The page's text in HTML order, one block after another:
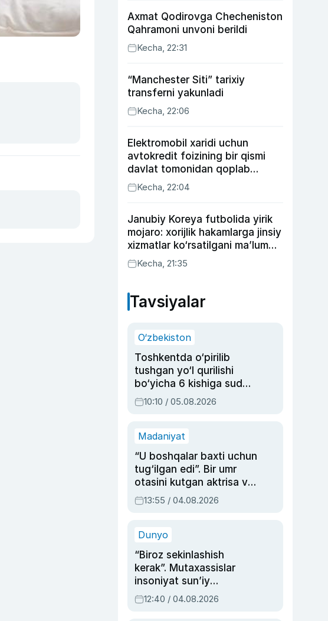
Axmat Qodirovga Checheniston
Qahramoni unvoni berildi
Kecha, 22:31
“Manchester Siti” tarixiy
transferni yakunladi
Kecha, 22:06
Elektromobil xaridi uchun
avtokredit foizining bir qismi
davlat tomonidan qoplab
berilishi mumkin
Kecha, 22:04
Janubiy Koreya futbolida yirik
mojaro: xorijlik hakamlarga jinsiy
xizmatlar ko‘rsatilgani ma’lum
qilindi
Kecha, 21:35
Tavsiyalar
O‘zbekiston
Toshkentda o‘pirilib
tushgan yo‘l qurilishi
bo‘yicha 6 kishiga sud
hukmi o‘qildi
10:10 / 05.08.2026
Madaniyat
“U boshqalar baxti uchun
tug‘ilgan edi”. Bir umr
otasini kutgan aktrisa va
dublyaj ustasi Rimma
Ahmedovaning
13:55 / 04.08.2026
Dunyo
“Biroz sekinlashish
kerak”. Mutaxassislar
insoniyat sun’iy
intellektni boshqara
olmay qolishidan xavotir
12:40 / 04.08.2026